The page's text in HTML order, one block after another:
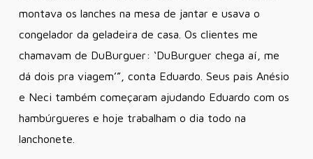
montava os lanches na mesa de jantar e usava o
congelador da geladeira de casa. Os clientes me
chamavam de DuBurguer: ‘DuBurguer chega aí, me
dá dois pra viagem’”, conta Eduardo. Seus pais Anésio
e Neci também começaram ajudando Eduardo com os
hambúrgueres e hoje trabalham o dia todo na
lanchonete.